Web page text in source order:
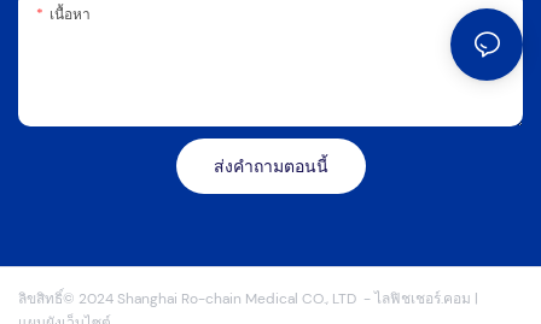
เนื้อหา
ส่งคำถามตอนนี้
ลิขสิทธิ์© 2024 Shanghai Ro-chain Medical CO., LTD -ไลฟิชเชอร์.คอม |